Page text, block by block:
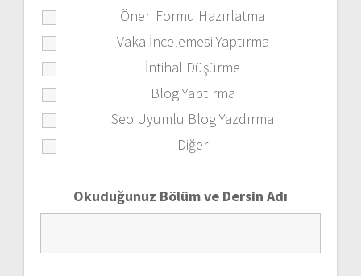
Öneri Formu Hazırlatma
Vaka İncelemesi Yaptırma
İntihal Düşürme
Blog Yaptırma
Seo Uyumlu Blog Yazdırma
Diğer
Okuduğunuz Bölüm ve Dersin Adı